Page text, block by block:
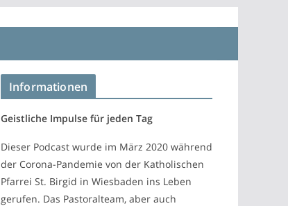
Informationen
Geistliche Impulse für jeden Tag
Dieser Podcast wurde im März 2020 während
der Corona-Pandemie von der Katholischen
Pfarrei St. Birgid in Wiesbaden ins Leben
gerufen. Das Pastoralteam, aber auch